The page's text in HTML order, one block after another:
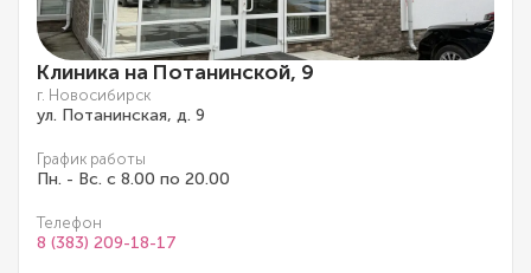
Клиника на Потанинской, 9
г. Новосибирск
ул. Потанинская, д. 9
График работы
Пн. - Вс. с 8.00 по 20.00
Телефон
8 (383) 209-18-17